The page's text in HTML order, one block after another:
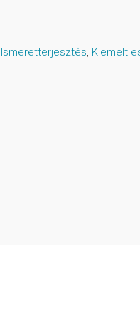
Ismeretterjesztés, Kiemelt